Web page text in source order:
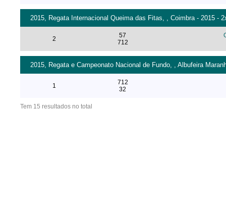
2015, Regata Internacional Queima das Fitas, , Coimbra - 2015 -
2
57
712
2015, Regata e Campeonato Nacional de Fundo, , Albufeira
1
712
32
Tem 15 resultados no total